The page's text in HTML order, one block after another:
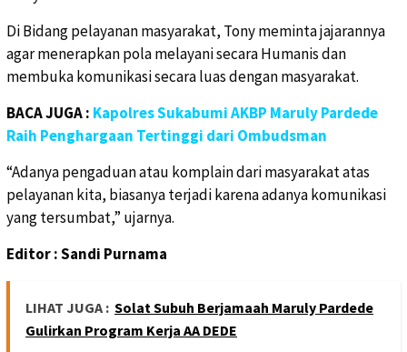
Di Bidang pelayanan masyarakat, Tony meminta jajarannya
agar menerapkan pola melayani secara Humanis dan
membuka komunikasi secara luas dengan masyarakat.
BACA JUGA : Kapolres Sukabumi AKBP Maruly Pardede
Raih Penghargaan Tertinggi dari Ombudsman
“Adanya pengaduan atau komplain dari masyarakat atas
pelayanan kita, biasanya terjadi karena adanya komunikasi
yang tersumbat,” ujarnya.
Editor : Sandi Purnama
LIHAT JUGA : Solat Subuh Berjamaah Maruly Pardede
Gulirkan Program Kerja AA DEDE